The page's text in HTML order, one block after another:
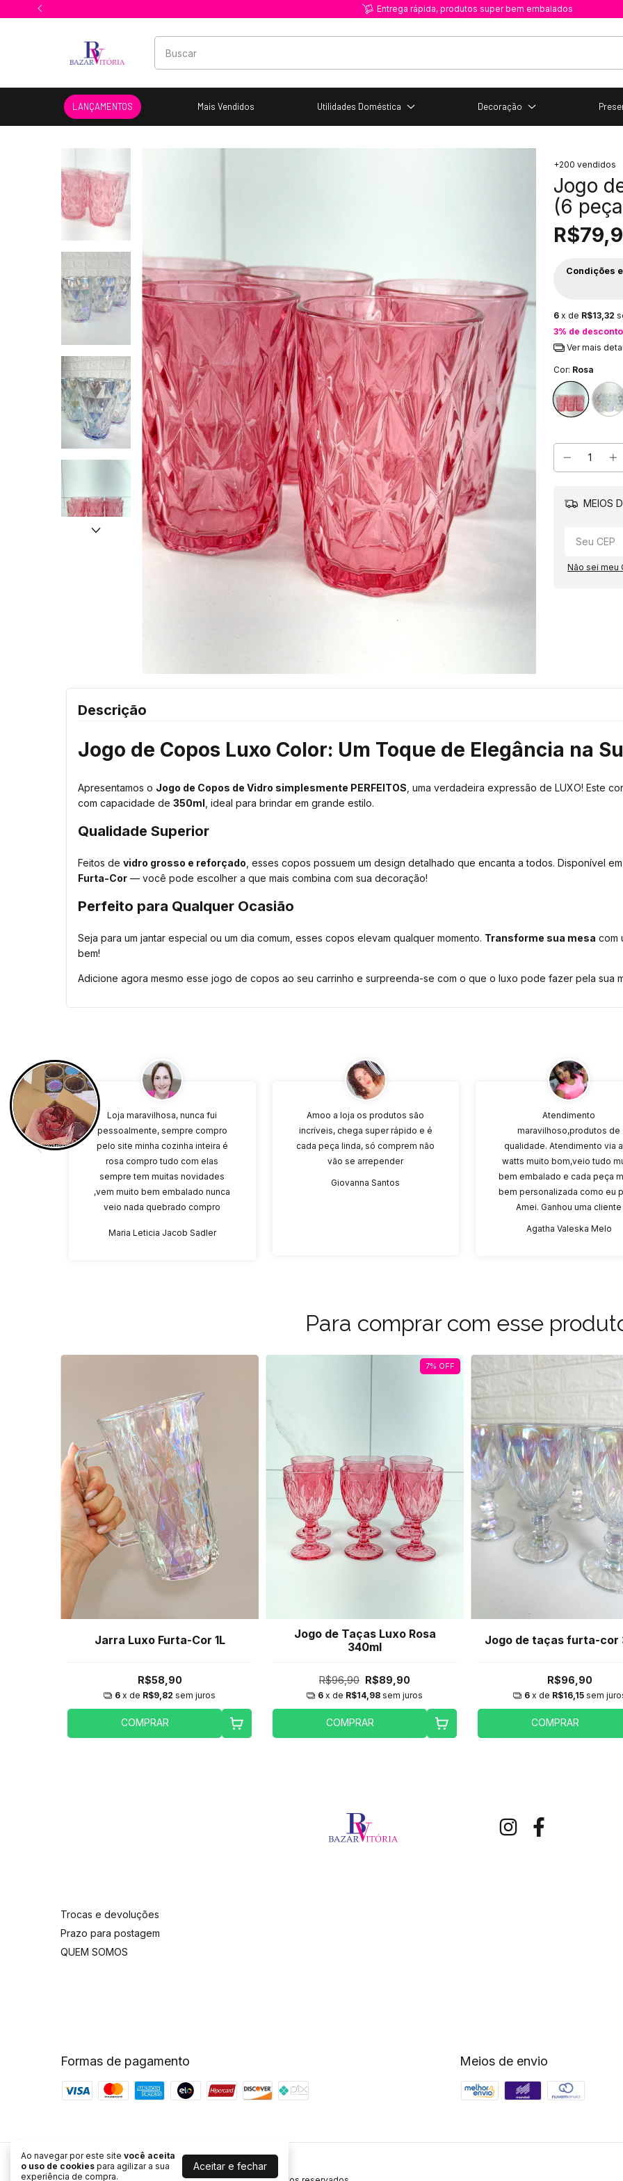
Primeira compra ? Use o cupom PRIMEIRACOMPRA
LANÇAMENTOS Mais Vendidos Utilidades Doméstica Decoração
Ao navegar por este site você aceita
o uso de cookies para agilizar a sua
experiência de compra.
Aceitar e fechar
+200 vendidos
Jogo
(6
Condições
6 x de R$13,32
3% de desconto
Ver mais
Cor: Rosa
MEIOS
Não sei meu
Descrição
Jogo de Copos Luxo Color: Um Toque de Elegância na
Apresentamos o Jogo de Copos de Vidro simplesmente PERFEITOS , uma verdadeira expressão de LUXO! Este
com capacidade de 350ml , ideal para brindar em grande estilo.
Qualidade Superior
Feitos de vidro grosso e reforçado , esses copos possuem um design detalhado que encanta a todos. Disponível
Furta-Cor — você pode escolher a que mais combina com sua decoração!
Perfeito para Qualquer Ocasião
Seja para um jantar especial ou um dia comum, esses copos elevam qualquer momento. Transforme sua mesa com
bem!
Adicione agora mesmo esse jogo de copos ao seu carrinho e surpreenda-se com o que o luxo pode fazer pela sua
Loja maravilhosa, nunca fui
pessoalmente, sempre compro
pelo site minha cozinha inteira é
rosa compro tudo com elas
sempre tem muitas novidades
,vem muito bem embalado nunca
veio nada quebrado compro
parabéns por toda dedicação com
Maria Leticia Jacob Sadler
Amoo a loja os produtos são
incríveis, chega super rápido e é
cada peça linda, só comprem não
vão se arrepender
Giovanna Santos
Atendimento
maravilhoso,produtos de
qualidade. Atendimento via
watts muito bom,veio tudo
bem embalado e cada peça
bem personalizada como eu
Amei. Ganhou uma cliente
Agatha Valeska Melo
Para comprar com esse
Jarra Luxo Furta-Cor 1L
R$58,90
6 x de R$9,82 sem juros
COMPRAR
7% OFF
Jogo de Taças Luxo Rosa
340ml
R$96,90 R$89,90
6 x de R$14,98 sem juros
COMPRAR
Jogo de taças furta-cor
R$96,90
6 x de R$16,15 sem
COMPRAR
Trocas e devoluções
Prazo para postagem
QUEM SOMOS
Formas de pagamento Meios de envio
Bazar Vitória